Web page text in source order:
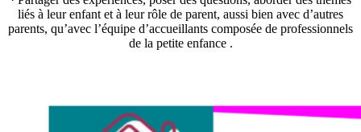
liés à leur enfant et à leur rôle de parent, aussi bien avec d’autres
parents, qu’avec l’équipe d’accueillants composée de professionnels
de la petite enfance .